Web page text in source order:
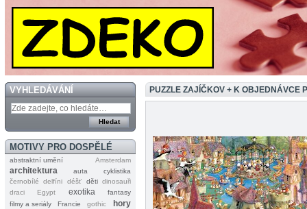
VYHLEDÁVÁNÍ
MOTIVY PRO DOSPĚLÉ
abstraktní umění Amsterdam
architektura auta
cyklistika
černobílé
delfíni déšť děti dinosauři
draci
Egypt exotika
fantasy
filmy a seriály
Francie gothic hory
PUZZLE ZAJÍČKOV + K OBJEDNÁVCE